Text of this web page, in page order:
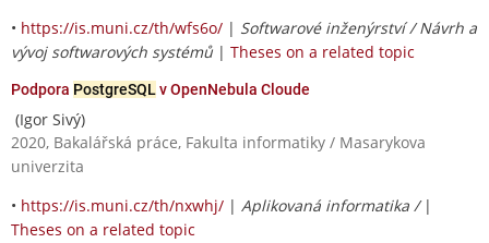
• https://is.muni.cz/th/wfs6o/ | Softwarové inženýrství / Návrh a
vývoj softwarových systémů | Theses on a related topic
Podpora PostgreSQLv OpenNebula Cloude
(Igor Sivý)
2020, Bakalářská práce, Fakulta informatiky / Masarykova
univerzita
• https://is.muni.cz/th/nxwhj/ | Aplikovaná informatika / |
Theses on a related topic